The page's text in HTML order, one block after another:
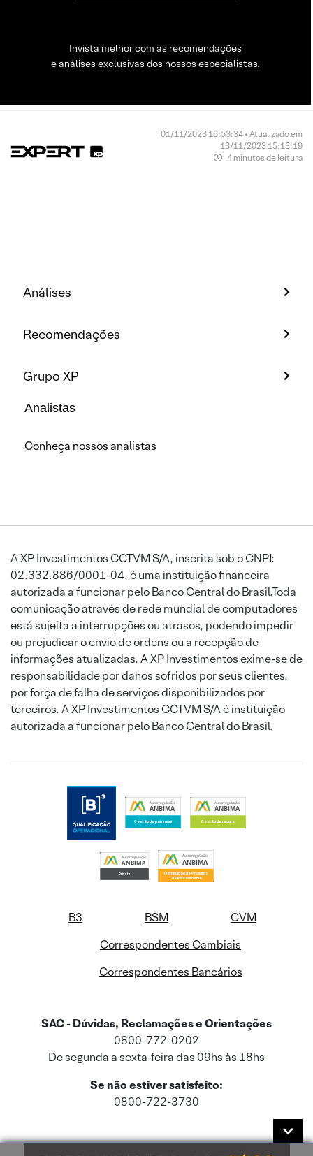
Invista melhor com as recomendações
e análises exclusivas dos nossos especialistas.
01/11/2023 16:53:34 • Atualizado em
13/11/2023 15:13:19
4 minutos de leitura
Análises
Recomendações
Grupo XP
Analistas
Conheça nossos analistas
A XP Investimentos CCTVM S/A, inscrita sob o CNPJ:
02.332.886/0001-04, é uma instituição financeira
autorizada a funcionar pelo Banco Central do Brasil.Toda
comunicação através de rede mundial de computadores
está sujeita a interrupções ou atrasos, podendo impedir
ou prejudicar o envio de ordens ou a recepção de
informações atualizadas. A XP Investimentos exime-se de
responsabilidade por danos sofridos por seus clientes,
por força de falha de serviços disponibilizados por
terceiros. A XP Investimentos CCTVM S/A é instituição
autorizada a funcionar pelo Banco Central do Brasil.
B3 BSM
CVM
Correspondentes Cambiais
Correspondentes Bancários
SAC - Dúvidas, Reclamações e Orientações
0800-772-0202
De segunda a sexta-feira das 09hs às 18hs
Se não estiver satisfeito:
0800-722-3730